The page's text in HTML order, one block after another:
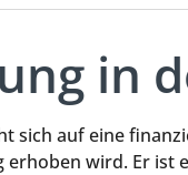
in
sich auf eine
erhoben wird. Er